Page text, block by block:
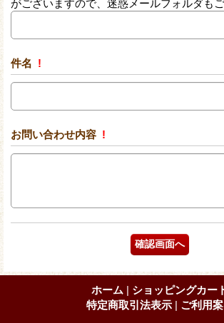
がございますので、迷惑メールフォルダもご
件名 !
お問い合わせ内容 !
ホーム | ショッピングカー
特定商取引法表示 | ご利用